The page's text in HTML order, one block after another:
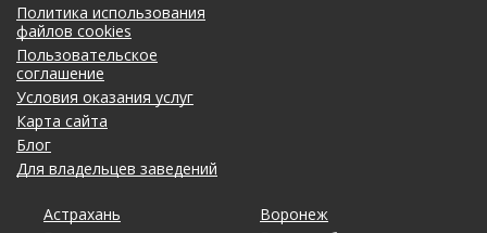
Политика использования
файлов cookies
Пользовательское
соглашение
Условия оказания услуг
Карта сайта
Блог
Для владельцев заведений
Астрахань
Воронеж
Калининград
Липецк
Омск
Рязань
Тольятти
Уфа